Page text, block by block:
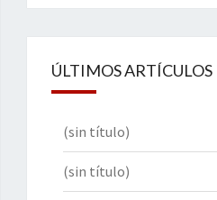
ÚLTIMOS ARTÍCULOS
(sin título)
(sin título)